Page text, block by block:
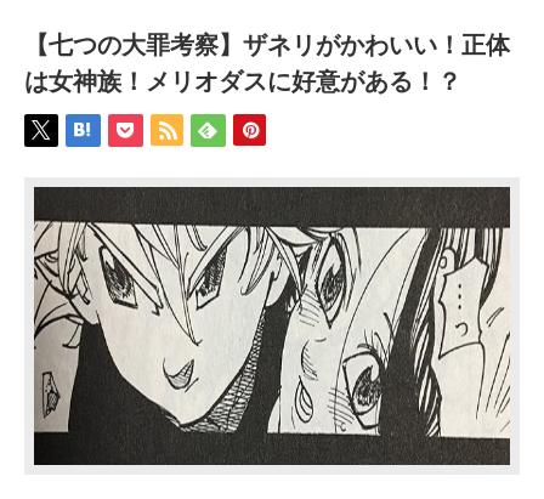
【七つの大罪考察】ザネリがかわいい！正体
は女神族！メリオダスに好意がある！？